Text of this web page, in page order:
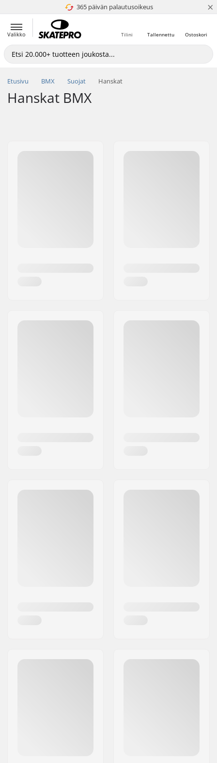
365 päivän palautusoikeus
4.8 / 5 ×
Valikko Ostoskori
Tallennettu
Tilini
Etusivu BMX Suojat Hanskat
Hanskat BMX